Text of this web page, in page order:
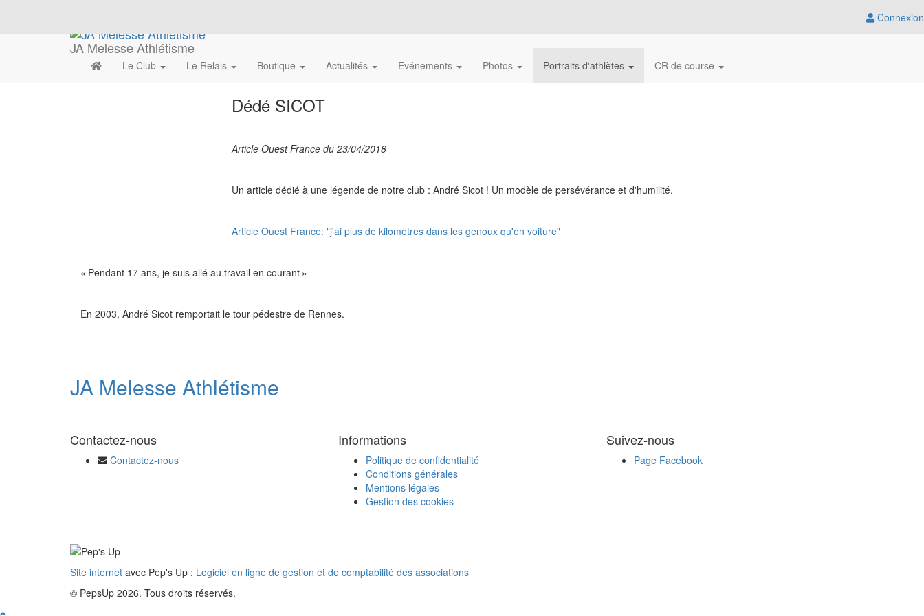
Connexion
JA Melesse Athlétisme
Le Club Le Relais Boutique Actualités Evénements Photos Portraits d'athlètes CR de course
Dédé SICOT
Article Ouest France du 23/04/2018
Un article dédié à une légende de notre club : André Sicot ! Un modèle de persévérance et d'humilité.
Article Ouest France: "j'ai plus de kilomètres dans les genoux qu'en voiture"
« Pendant 17 ans, je suis allé au travail en courant »
En 2003, André Sicot remportait le tour pédestre de Rennes.
JA Melesse Athlétisme
Contactez-nous
Contactez-nous
Informations
Politique de confidentialité
Conditions générales
Mentions légales
Gestion des cookies
Suivez-nous
Page Facebook
Site internet avec Pep's Up : Logiciel en ligne de gestion et de comptabilité des associations
© PepsUp 2026. Tous droits réservés.